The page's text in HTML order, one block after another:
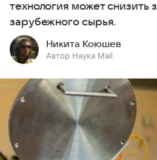
технология может снизить
зарубежного сырья.
Никита Коюшев
Автор Наука Mail